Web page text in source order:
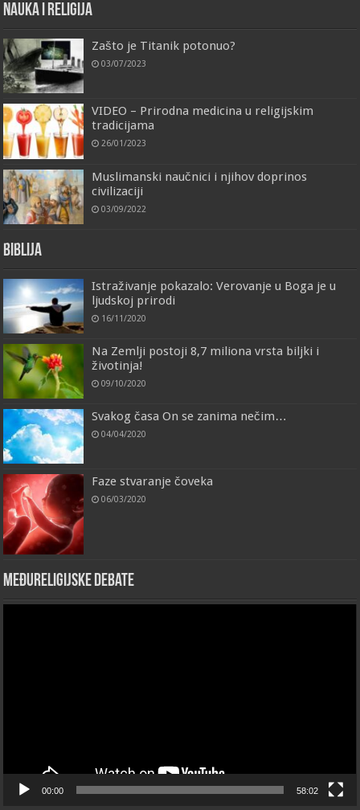
Nauka i religija
Zašto je Titanik potonuo?
03/07/2023
VIDEO – Prirodna medicina u religijskim
tradicijama
26/01/2023
Muslimanski naučnici i njihov doprinos
civilizaciji
03/09/2022
Biblija
Istraživanje pokazalo: Verovanje u Boga je u
ljudskoj prirodi
16/11/2020
Na Zemlji postoji 8,7 miliona vrsta biljki i
životinja!
09/10/2020
Svakog časa On se zanima nečim…
04/04/2020
Faze stvaranje čoveka
06/03/2020
Međureligijske debate
00:00 58:02